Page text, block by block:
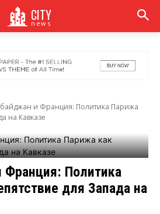
CITY
news
и Франция: Политика Парижа
на Кавказе
Политика
для Запада на